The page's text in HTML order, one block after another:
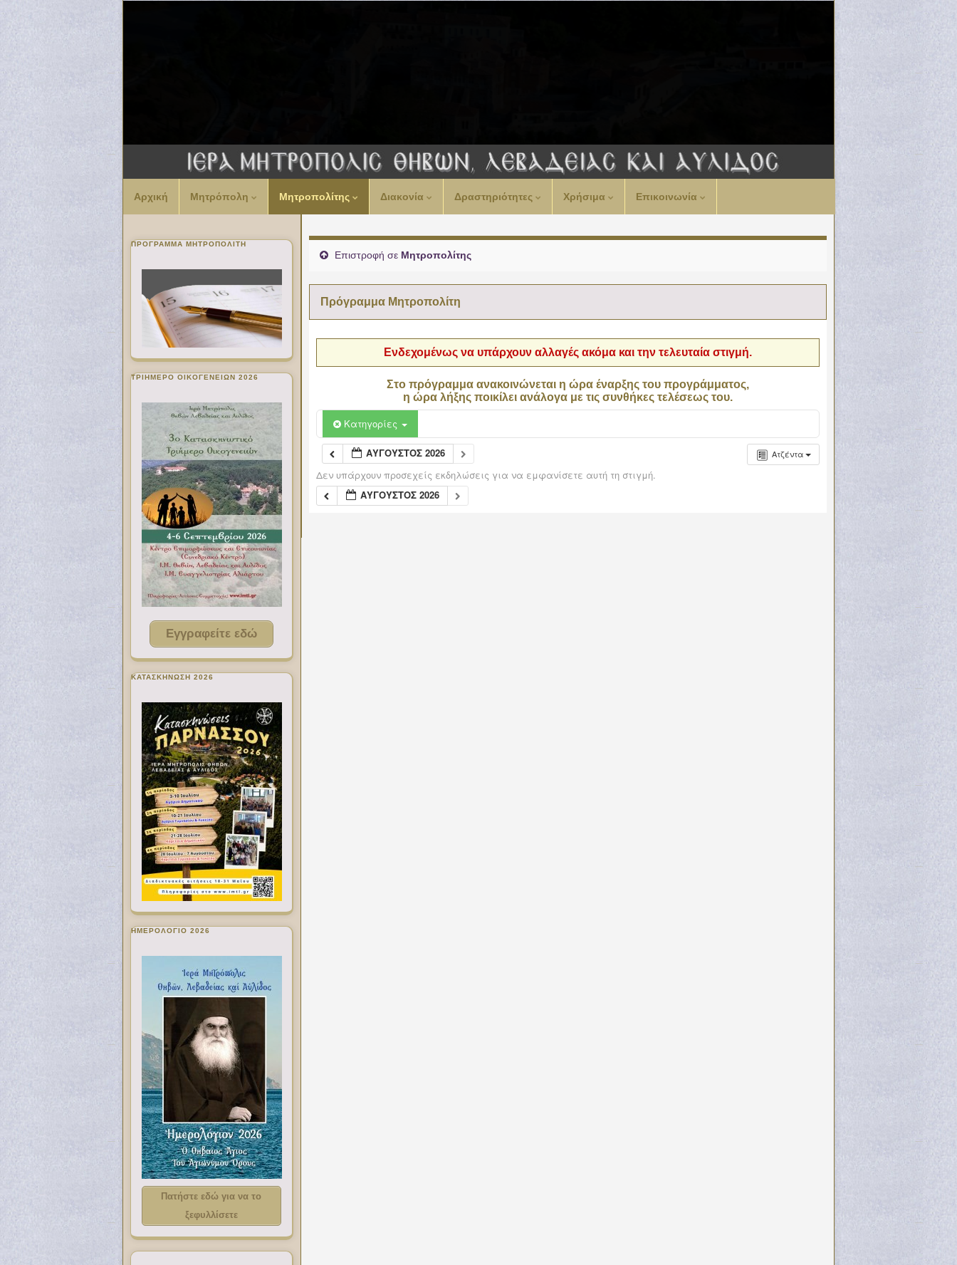
Αρχική Μητρόπολη Μητροπολίτης Διακονία Δραστηριότητες Χρήσιμα Επικοινωνία
Επιστροφή σε Μητροπολίτης
Πρόγραμμα Μητροπολίτη
Ενδεχομένως να υπάρχουν αλλαγές ακόμα και την τελευταία στιγμή.
Στο πρόγραμμα ανακοινώνεται η ώρα έναρξης του προγράμματος,
η ώρα λήξης ποικίλει ανάλογα με τις συνθήκες τελέσεως του.
Κατηγορίες
Ατζέντα
ΑΎΓΟΥΣΤΟΣ 2026
Δεν υπάρχουν προσεχείς εκδηλώσεις για να εμφανίσετε αυτή τη στιγμή.
ΑΎΓΟΥΣΤΟΣ 2026
ΠΡΌΓΡΑΜΜΑ ΜΗΤΡΟΠΟΛΊΤΗ
ΤΡΙΗΜΕΡΟ ΟΙΚΟΓΕΝΕΙΩΝ 2026
Εγγραφείτε εδώ
ΚΑΤΑΣΚΗΝΩΣΗ 2026
ΗΜΕΡΟΛΟΓΙΟ 2026
Πατήστε εδώ για να το
ξεφυλλίσετε